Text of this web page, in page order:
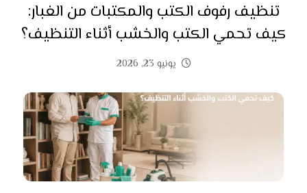
تنظيف رفوف الكتب والمكتبات من الغبار:
كيف تحمي الكتب والخشب أثناء التنظيف؟
يونيو 23, 2026